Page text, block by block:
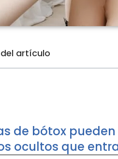
artículo
de bótox
ocultos que